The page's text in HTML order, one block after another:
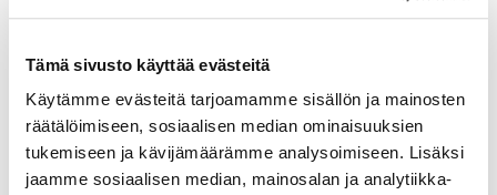
Tämä sivusto käyttää evästeitä
Käytämme evästeitä tarjoamamme sisällön ja mainosten
räätälöimiseen, sosiaalisen median ominaisuuksien
tukemiseen ja kävijämäärämme analysoimiseen. Lisäksi
jaamme sosiaalisen median, mainosalan ja analytiikka-